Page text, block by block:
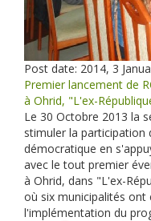
Post date: 2014, 3
Premier lancement de
à Ohrid, "L'ex-
Le 30 Octobre 2013 la
stimuler la participation
démocratique en
avec le tout premier
à Ohrid, dans "L'ex-
où six municipalités
l'implémentation du